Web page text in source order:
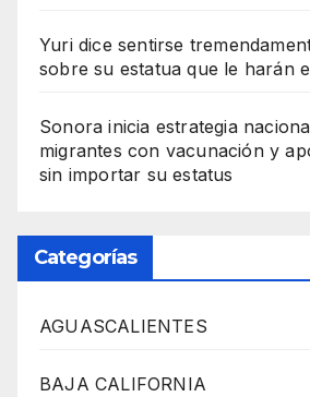
Yuri dice sentirse
sobre su estatua que le harán
Sonora inicia estrategia
migrantes con vacunación y
sin importar su estatus
Categorías
AGUASCALIENTES
BAJA CALIFORNIA